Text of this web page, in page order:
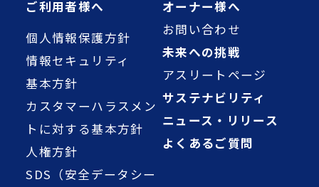
ご利用者様へ
個人情報保護方針
情報セキュリティ
基本方針
カスタマーハラスメン
トに対する基本方針
人権方針
SDS（安全データシー
オーナー様へ
お問い合わせ
未来への挑戦
アスリートページ
サステナビリティ
ニュース・リリース
よくあるご質問